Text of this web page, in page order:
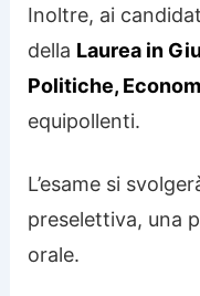
Inoltre, ai
della Laurea in
Politiche,
equipollenti.
L’esame si
preselettiva, una
orale.